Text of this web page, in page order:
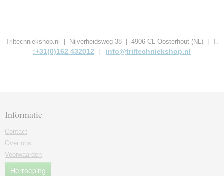
Triltechniekshop.nl | Nijverheidsweg 38 | 4906 CL Oosterhout (NL) | T.
:+31(0)162 432012 info@triltechniekshop.nl
Informatie
Contact
Over ons
Voorwaarden
Herroeping